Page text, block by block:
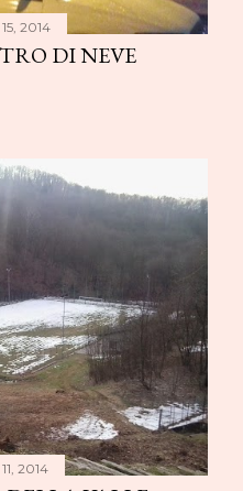
2014
DI NEVE
2014